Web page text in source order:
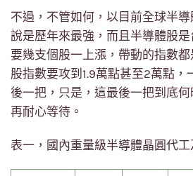
不過，不管如何，以目前全球半
說是歷年來最強，而且半導體股
要幾支個股一上漲，帶動的指數
股指數要攻到1.9萬點甚至2萬點，
後一把，只是，這最後一把到底
再耐心等待。
表一，國內重量級半導體晶圓代